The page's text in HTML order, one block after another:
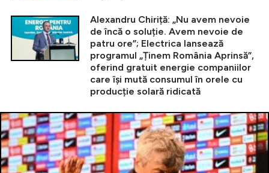
Alexandru Chiriță: „Nu avem nevoie
de încă o soluție. Avem nevoie de
patru ore”; Electrica lansează
programul „Ținem România Aprinsă”,
oferind gratuit energie companiilor
care își mută consumul în orele cu
producție solară ridicată